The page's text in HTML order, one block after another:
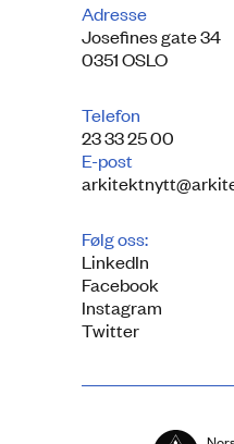
Adresse
Josefines gate 34
0351 OSLO
Telefon
23 33 25 00
E-post
Følg oss:
LinkedIn
Facebook
Instagram
Twitter